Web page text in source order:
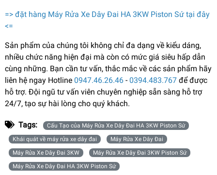
=> đặt hàng Máy Rửa Xe Dây Đai HA 3KW Piston Sứ tại đây
<=
Sản phẩm của chúng tôi không chỉ đa dạng về kiểu dáng,
nhiều chức năng hiện đại mà còn có mức giá siêu hấp dẫn
cùng những. Bạn cần tư vấn, thắc mắc về các sản phẩm hãy
liên hệ ngay Hotline 0947.46.26.46 - 0394.483.767 để được
hỗ trợ. Đội ngũ tư vấn viên chuyên nghiệp sẵn sàng hỗ trợ
24/7, tạo sự hài lòng cho quý khách.
Tags:
Cấu Tạo của Máy Rửa Xe Dây Đai HA 3KW Piston Sứ
Khái quát về máy rửa xe dây đai
Máy Rửa Xe Dây Đai
Máy Rửa Xe Dây Đai 3KW
Máy Rửa Xe Dây Đai 3KW Piston Sứ
Máy Rửa Xe Dây Đai HA 3KW Piston Sứ